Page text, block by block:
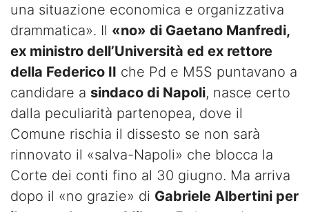
una situazione economica e organizzativa
drammatica». Il «no» di Gaetano Manfredi,
ex ministro dell’Università ed ex rettore
della Federico II che Pd e M5S puntavano a
candidare a sindaco di Napoli, nasce certo
dalla peculiarità partenopea, dove il
Comune rischia il dissesto se non sarà
rinnovato il «salva-Napoli» che blocca la
Corte dei conti fino al 30 giugno. Ma arriva
dopo il «no grazie» di Gabriele Albertini per